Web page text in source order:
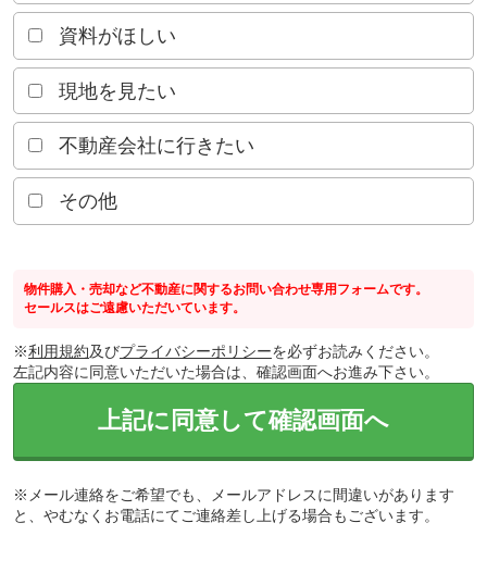
資料がほしい
現地を見たい
不動産会社に行きたい
その他
物件購入・売却など不動産に関するお問い合わせ専用フォームです。
セールスはご遠慮いただいています。
※利用規約及びプライバシーポリシーを必ずお読みください。
左記内容に同意いただいた場合は、確認画面へお進み下さい。
上記に同意して確認画面へ
※メール連絡をご希望でも、メールアドレスに間違いがあります
と、やむなくお電話にてご連絡差し上げる場合もございます。